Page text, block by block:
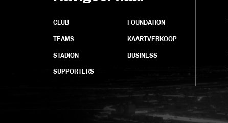
CLUB
TEAMS
STADION
SUPPORTERS
FOUNDATION
KAARTVERKOOP
BUSINESS